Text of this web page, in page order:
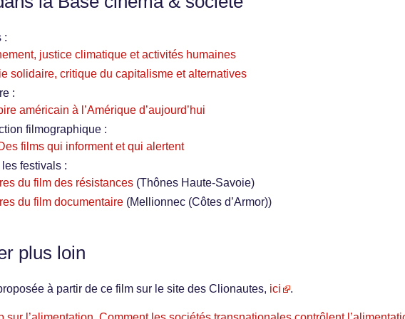
:
justice climatique et activités humaines
solidaire, critique du capitalisme et alternatives
:
américain à l’Amérique d’aujourd’hui
filmographique :
films qui informent et qui alertent
festivals :
du film des résistances (Thônes Haute-Savoie)
du film documentaire (Mellionnec (Côtes d’Armor))
plus loin
à partir de ce film sur le site des Clionautes, ici .